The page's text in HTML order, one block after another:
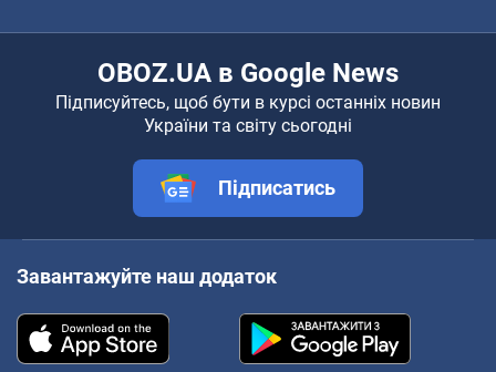
OBOZ.UA в Google News
Підписуйтесь, щоб бути в курсі останніх новин
України та світу сьогодні
Підписатись
Завантажуйте наш додаток